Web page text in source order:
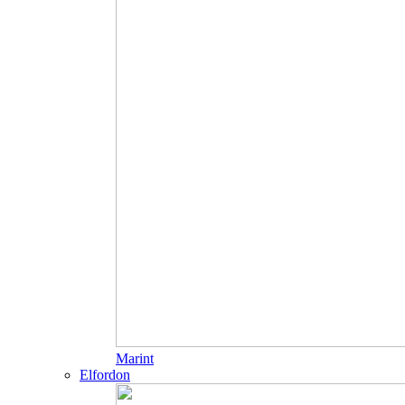
Marint
Elfordon